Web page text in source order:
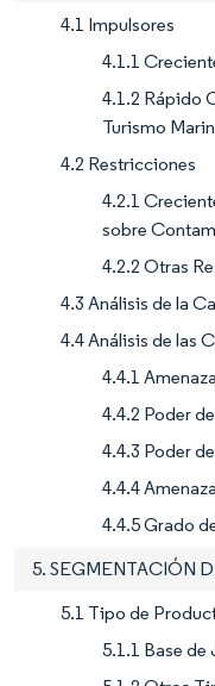
4.1 Impulsores
4.1.1
4.1.2 Rápido
Turismo
4.2 Restricciones
4.2.1
sobre
4.2.2 Otras
4.3 Análisis de la
4.4 Análisis de las
4.4.1
4.4.2 Poder
4.4.3 Poder
4.4.4
4.4.5 Grado
5. SEGMENTACIÓN
5.1 Tipo de
5.1.1 Base